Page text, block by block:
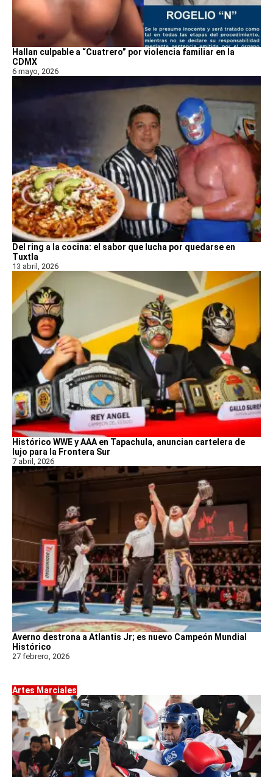
Hallan culpable a “Cuatrero” por violencia familiar en la
CDMX
6 mayo, 2026
Del ring a la cocina: el sabor que lucha por quedarse en
Tuxtla
13 abril, 2026
Histórico WWE y AAA en Tapachula, anuncian cartelera de
lujo para la Frontera Sur
7 abril, 2026
Averno destrona a Atlantis Jr; es nuevo Campeón Mundial
Histórico
27 febrero, 2026
Artes Marciales